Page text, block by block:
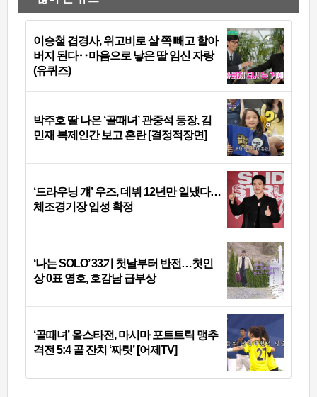
이승철 겹경사, 위고비로 살 쪽 빼고 할아
버지 된다‥마음으로 낳은 딸 임신 자랑
(유퀴즈)
박주호 딸 나은 ‘골때녀’ 관중석 등장, 김
민재 복제인간 보고 혼란 [결정적장면]
‘드라우닝 걔’ 우즈, 데뷔 12년만 일냈다…
체조경기장 입성 확정
‘나는 SOLO’ 33기 첫날부터 반전…첫인
상 0표 영호, 호감남 급부상
‘골때녀’ 올스타전, 마시마 포트트릭 맹추
격전 5:4 골 잔치 ‘짜릿’ [어제TV]